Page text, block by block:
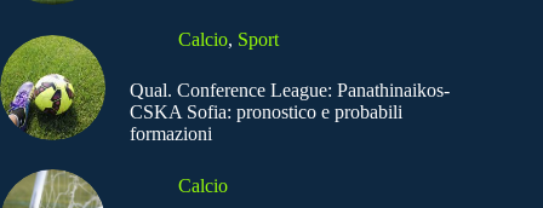
Calcio, Sport
Qual. Conference League: Panathinaikos-
CSKA Sofia: pronostico e probabili
formazioni
Calcio